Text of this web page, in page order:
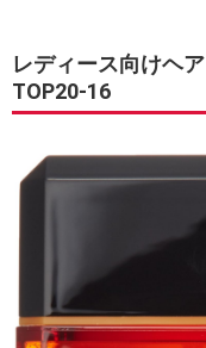
レディース向けヘ
TOP20-16